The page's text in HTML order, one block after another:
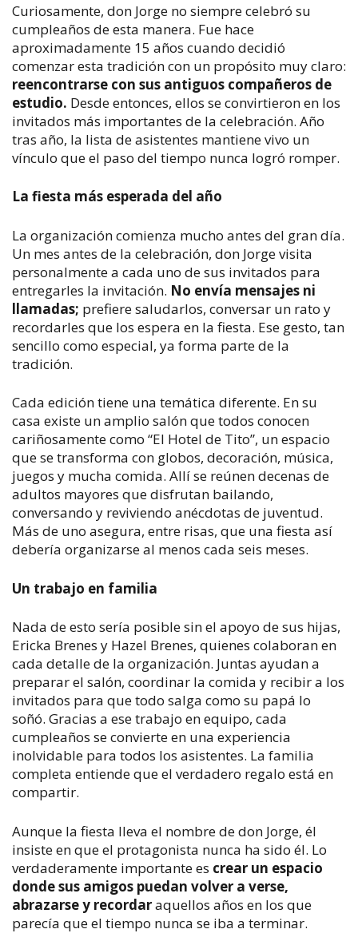
Curiosamente, don Jorge no siempre celebró su
cumpleaños de esta manera. Fue hace
aproximadamente 15 años cuando decidió
comenzar esta tradición con un propósito muy claro:
reencontrarse con sus antiguos compañeros de
estudio. Desde entonces, ellos se convirtieron en los
invitados más importantes de la celebración. Año
tras año, la lista de asistentes mantiene vivo un
vínculo que el paso del tiempo nunca logró romper.
La fiesta más esperada del año
La organización comienza mucho antes del gran día.
Un mes antes de la celebración, don Jorge visita
personalmente a cada uno de sus invitados para
entregarles la invitación. No envía mensajes ni
llamadas; prefiere saludarlos, conversar un rato y
recordarles que los espera en la fiesta. Ese gesto, tan
sencillo como especial, ya forma parte de la
tradición.
Cada edición tiene una temática diferente. En su
casa existe un amplio salón que todos conocen
cariñosamente como “El Hotel de Tito”, un espacio
que se transforma con globos, decoración, música,
juegos y mucha comida. Allí se reúnen decenas de
adultos mayores que disfrutan bailando,
conversando y reviviendo anécdotas de juventud.
Más de uno asegura, entre risas, que una fiesta así
debería organizarse al menos cada seis meses.
Un trabajo en familia
Nada de esto sería posible sin el apoyo de sus hijas,
Ericka Brenes y Hazel Brenes, quienes colaboran en
cada detalle de la organización. Juntas ayudan a
preparar el salón, coordinar la comida y recibir a los
invitados para que todo salga como su papá lo
soñó. Gracias a ese trabajo en equipo, cada
cumpleaños se convierte en una experiencia
inolvidable para todos los asistentes. La familia
completa entiende que el verdadero regalo está en
compartir.
Aunque la fiesta lleva el nombre de don Jorge, él
insiste en que el protagonista nunca ha sido él. Lo
verdaderamente importante es crear un espacio
donde sus amigos puedan volver a verse,
abrazarse y recordaraquellos años en los que
parecía que el tiempo nunca se iba a terminar.